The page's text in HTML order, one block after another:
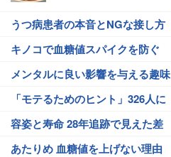
うつ病患者の本音とNGな接し方
キノコで血糖値スパイクを防ぐ
メンタルに良い影響を与える趣味
「モテるためのヒント」326人に
容姿と寿命 28年追跡で見えた差
あたりめ 血糖値を上げない理由